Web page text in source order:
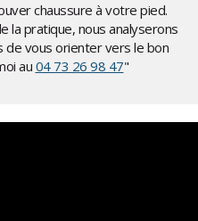
chaussure à votre pied.
la pratique, nous analyserons
vous orienter vers le bon
au 04 73 26 98 47"